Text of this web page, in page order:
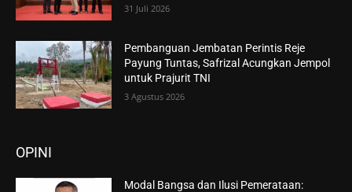
31 Juli 2026
Pembanguan Jembatan Perintis Reje
Payung Tuntas, Safrizal Acungkan Jempol
untuk Prajurit TNI
3 Agustus 2026
OPINI
Modal Bangsa dan Ilusi Pemerataan: